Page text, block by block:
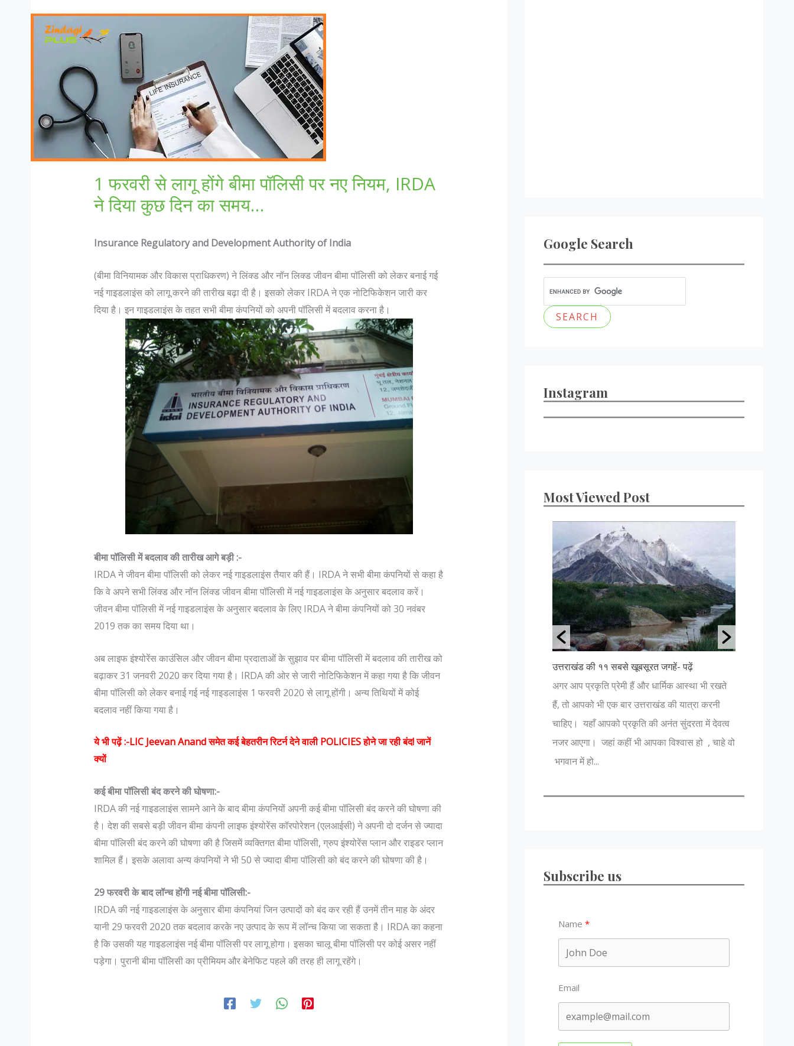
1 फरवरी से लागू होंगे बीमा पॉलिसी पर नए नियम, IRDA
ने दिया कुछ दिन का समय…
Insurance Regulatory and Development Authority of India
(बीमा विनियामक और विकास प्राधिकरण) ने लिंक्ड और नॉन लिक्ड जीवन बीमा पॉलिसी को लेकर बनाई गई
नई गाइडलाइंस को लागू करने की तारीख बढ़ा दी है। इसको लेकर IRDA ने एक नोटिफिकेशन जारी कर
दिया है। इन गाइडलाइंस के तहत सभी बीमा कंपनियों को अपनी पॉलिसी में बदलाव करना है।
बीमा पॉलिसी में बदलाव की तारीख आगे बड़ी :-
IRDA ने जीवन बीमा पॉलिसी को लेकर नई गाइडलाइंस तैयार की हैं। IRDA ने सभी बीमा कंपनियों से कहा है
कि वे अपने सभी लिंक्ड और नॉन लिंक्ड जीवन बीमा पॉलिसी में नई गाइडलाइंस के अनुसार बदलाव करें।
जीवन बीमा पॉलिसी में नई गाइडलाइंस के अनुसार बदलाव के लिए IRDA ने बीमा कंपनियों को 30 नवंबर
2019 तक का समय दिया था।
अब लाइफ इंश्योरेंस काउंसिल और जीवन बीमा प्रदाताओं के सुझाव पर बीमा पॉलिसी में बदलाव की तारीख को
बढ़ाकर 31 जनवरी 2020 कर दिया गया है। IRDA की ओर से जारी नोटिफिकेशन में कहा गया है कि जीवन
बीमा पॉलिसी को लेकर बनाई गई नई गाइडलाइंस 1 फरवरी 2020 से लागू होंगी। अन्य तिथियों में कोई
बदलाव नहीं किया गया है।
ये भी पढ़ें :-LIC Jeevan Anand समेत कई बेहतरीन रिटर्न देने वाली POLICIES होने जा रही बंद! जानें
क्यों
कई बीमा पॉलिसी बंद करने की घोषणा:-
IRDA की नई गाइडलाइंस सामने आने के बाद बीमा कंपनियों अपनी कई बीमा पॉलिसी बंद करने की घोषणा की
है। देश की सबसे बड़ी जीवन बीमा कंपनी लाइफ इंश्योरेंस कॉरपोरेशन (एलआईसी) ने अपनी दो दर्जन से ज्यादा
बीमा पॉलिसी बंद करने की घोषणा की है जिसमें व्यक्तिगत बीमा पॉलिसी, ग्रुप इंश्योरेंस प्लान और राइडर प्लान
शामिल हैं। इसके अलावा अन्य कंपनियों ने भी 50 से ज्यादा बीमा पॉलिसी को बंद करने की घोषणा की है।
29 फरवरी के बाद लॉन्च होंगी नई बीमा पॉलिसी:-
IRDA की नई गाइडलाइंस के अनुसार बीमा कंपनियां जिन उत्पादों को बंद कर रही हैं उनमें तीन माह के अंदर
यानी 29 फरवरी 2020 तक बदलाव करके नए उत्पाद के रूप में लॉन्च किया जा सकता है। IRDA का कहना
है कि उसकी यह गाइडलाइंस नई बीमा पॉलिसी पर लागू होगा। इसका चालू बीमा पॉलिसी पर कोई असर नहीं
पड़ेगा। पुरानी बीमा पॉलिसी का प्रीमियम और बेनेफिट पहले की तरह ही लागू रहेंगे।
Google Search
Instagram
Most Viewed Post
डॉक्टर भारत जैसे सहिष्णु देश में :
: सहिष्णु देश में .. मैं एक मुस्लिम महिला
हूं। बंगलोर में मेरी एक हाइ एण्ड
है। मेरा परिवार कुवैत में रहता है।
जानिए भारतीय सेना मे पद और उन के पदचिन्हों के बारे
में…
Col K D Pathak (Retd) के अनुसार "एक फ़ौजी का
रैंक कभी भी रिटायर नही होती, यह तो एक ऑफिसर होता
है जो रिटायर होता है"| इस पर आगे बढ़ते हुए Lt Gen P
दिल्ली में लश्कर के फिदायीन हमले की साजिश, नाम
बदलकर राजधानी में छिपे 3 आतंकी
मुंबई हमलों को अंजाम देने वाले आतंकी संगठन लश्कर-ए-
दोनों किसी भी जगह पर कभी भी फिदाईन हमले कर
उत्तराखंड की ११ सबसे खूबसूरत जगहें- पढ़ें
अगर आप प्रकृति प्रेमी हैं और धार्मिक आस्था भी रखते
हैं, तो आपको भी एक बार उत्तराखंड की यात्रा करनी
चाहिए। यहाँ आपको प्रकृति की अनंत सुंदरता में देवत्व
नजर आएगा। जहां कहीं भी आपका विश्वास हो , चाहे वो
भगवान में हो...
Subscribe us
Name
Email